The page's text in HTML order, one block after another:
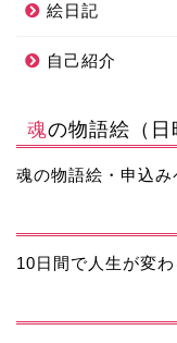
絵日記
自己紹介
魂の物語絵（
魂の物語絵・申込み
10日間で人生が変